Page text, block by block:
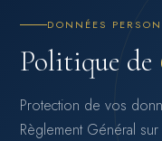
DONNÉES
Politique de
Protection de vos
Règlement Général